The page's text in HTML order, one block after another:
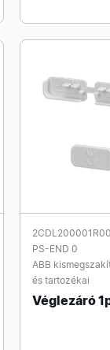
PS-END 0
ABB
és tartozékai
Véglezáró